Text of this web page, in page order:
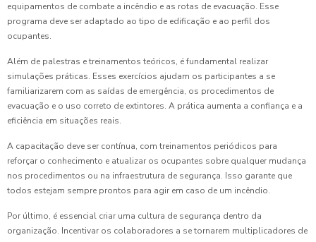
equipamentos de combate a incêndio e as rotas de evacuação. Esse
programa deve ser adaptado ao tipo de edificação e ao perfil dos
ocupantes.
Além de palestras e treinamentos teóricos, é fundamental realizar
simulações práticas. Esses exercícios ajudam os participantes a se
familiarizarem com as saídas de emergência, os procedimentos de
evacuação e o uso correto de extintores. A prática aumenta a confiança e a
eficiência em situações reais.
A capacitação deve ser contínua, com treinamentos periódicos para
reforçar o conhecimento e atualizar os ocupantes sobre qualquer mudança
nos procedimentos ou na infraestrutura de segurança. Isso garante que
todos estejam sempre prontos para agir em caso de um incêndio.
Por último, é essencial criar uma cultura de segurança dentro da
organização. Incentivar os colaboradores a se tornarem multiplicadores de